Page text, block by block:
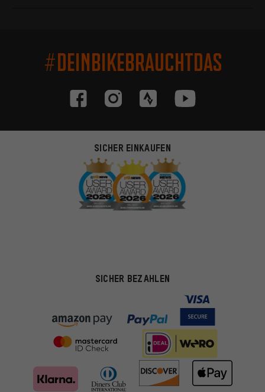
#DEINBIKEBRAUCHTDAS
SICHER EINKAUFEN
SICHER BEZAHLEN